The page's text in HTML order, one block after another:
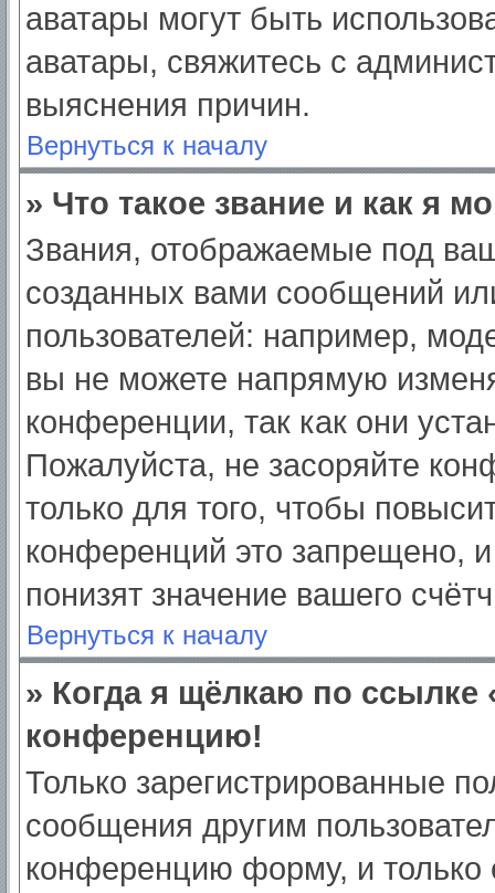
аватары могут быть
аватары, свяжитесь с
выяснения причин.
Вернуться к началу
» Что такое звание и как я
Звания, отображаемые под
созданных вами сообщений
пользователей: например,
вы не можете напрямую
конференции, так как они
Пожалуйста, не засоряйте
только для того, чтобы
конференций это запрещено,
понизят значение вашего
Вернуться к началу
» Когда я щёлкаю по ссылке
конференцию!
Только зарегистрированные
сообщения другим
конференцию форму, и только